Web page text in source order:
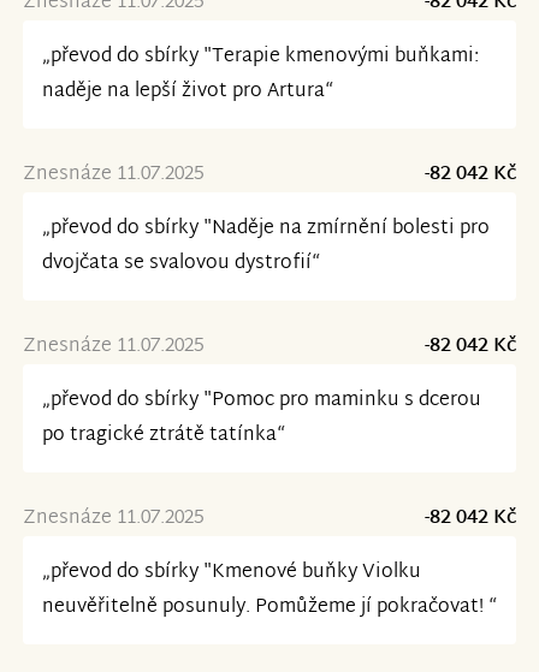
„převod do sbírky "Terapie kmenovými buňkami:
naděje na lepší život pro Artura“
Znesnáze 11.07.2025
-82 042 Kč
„převod do sbírky "Naděje na zmírnění bolesti pro
dvojčata se svalovou dystrofií“
Znesnáze 11.07.2025
-82 042 Kč
„převod do sbírky "Pomoc pro maminku s dcerou
po tragické ztrátě tatínka“
Znesnáze 11.07.2025
-82 042 Kč
„převod do sbírky "Kmenové buňky Violku
neuvěřitelně posunuly. Pomůžeme jí pokračovat! “